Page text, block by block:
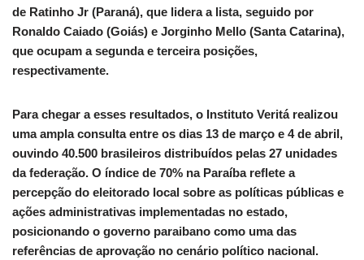
de Ratinho Jr (Paraná), que lidera a lista, seguido por
Ronaldo Caiado (Goiás) e Jorginho Mello (Santa Catarina),
que ocupam a segunda e terceira posições,
respectivamente.
Para chegar a esses resultados, o Instituto Veritá realizou
uma ampla consulta entre os dias 13 de março e 4 de abril,
ouvindo 40.500 brasileiros distribuídos pelas 27 unidades
da federação. O índice de 70% na Paraíba reflete a
percepção do eleitorado local sobre as políticas públicas e
ações administrativas implementadas no estado,
posicionando o governo paraibano como uma das
referências de aprovação no cenário político nacional.